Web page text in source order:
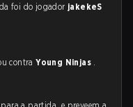
foi do jogador jakekeS
contraYoung Ninjas .